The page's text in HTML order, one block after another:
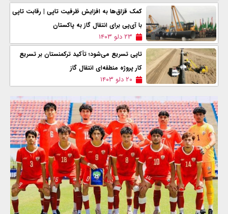
کمک قزاق‌ها به افزایش ظرفیت تاپی | رقابت تاپی
با آی‌پی برای انتقال گاز به پاکستان
۲۳ دلو ۱۴۰۳
تاپی تسریع می‌شود؛ تأکید ترکمنستان بر تسریع
کار پروژه منطقه‌ای انتقال گاز
۲۰ دلو ۱۴۰۳